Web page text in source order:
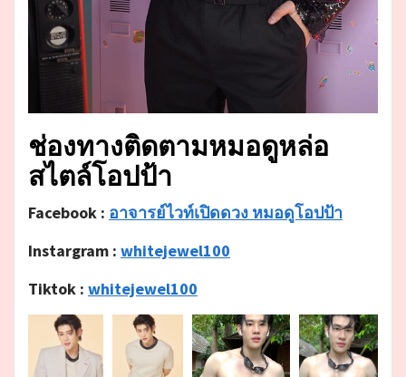
ช่องทางติดตามหมอดูหล่อ
สไตล์โอปป้า
Facebook : อาจารย์ไวท์เปิดดวง หมอดูโอปป้า
Instargram : whitejewel100
Tiktok : whitejewel100